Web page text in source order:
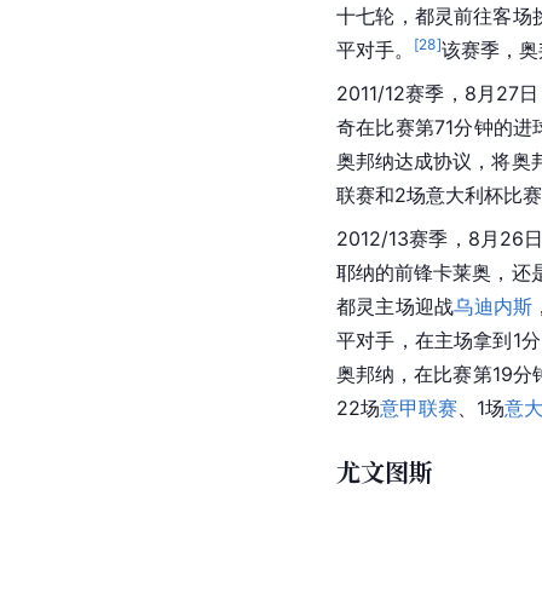
十七轮， 都灵前往客场
平对手。
[28]该赛季，
2011/12赛季，8月27
奇在比赛第71分钟的进
奥邦纳达成协议，将奥
联赛和2场意大利杯比
2012/13赛季，8月26
耶纳的前锋卡莱奥 ，还
都灵 主场迎战乌迪内斯
平对手，在主场拿到1
奥邦纳，在比赛第19分
22场意甲联赛 、1场意
尤文图斯